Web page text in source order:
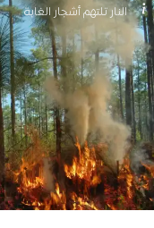
النار تلتهم أشجار الغابة